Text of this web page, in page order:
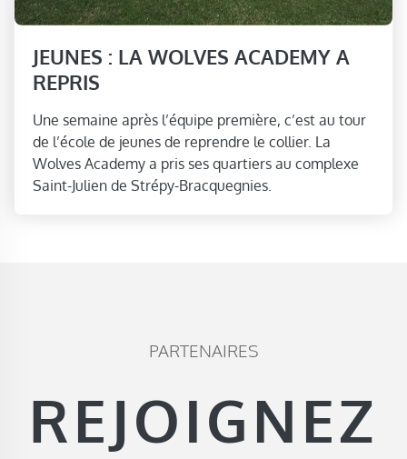
JEUNES : LA WOLVES ACADEMY A
REPRIS
Une semaine après l’équipe première, c’est au tour
de l’école de jeunes de reprendre le collier. La
Wolves Academy a pris ses quartiers au complexe
Saint-Julien de Strépy-Bracquegnies.
PARTENAIRES
REJOIGNEZ